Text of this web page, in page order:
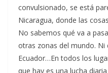
convulsionado, se está
Nicaragua, donde las
No sabemos qué va a
otras zonas del mundo. Ni
Ecuador…En todos los
que hay es una lucha